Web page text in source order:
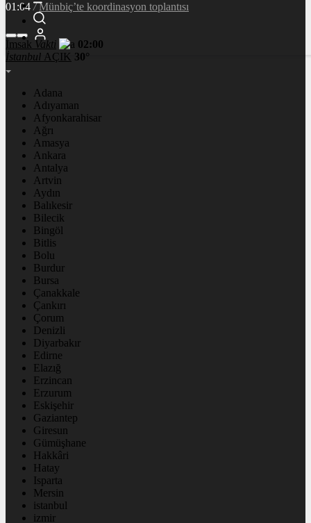
01:04 / Münbiç’te koordinasyon toplantısı
İmsak Vakti
02:00
İstanbul AÇIK 30°
Adana
Adıyaman
Afyonkarahisar
Ağrı
Amasya
Ankara
Antalya
Artvin
Aydın
Balıkesir
Bilecik
Bingöl
Bitlis
Bolu
Burdur
Bursa
Çanakkale
Çankırı
Çorum
Denizli
Diyarbakır
Edirne
Elazığ
Erzincan
Erzurum
Eskişehir
Gaziantep
Giresun
Gümüşhane
Hakkâri
Hatay
Isparta
Mersin
istanbul
izmir